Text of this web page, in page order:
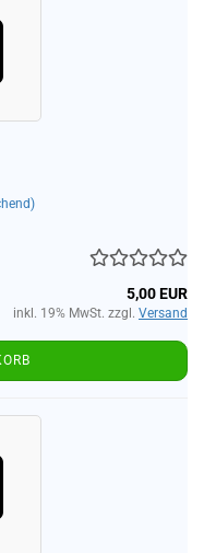
5,00 EUR
inkl. 19% MwSt. zzgl. Versand